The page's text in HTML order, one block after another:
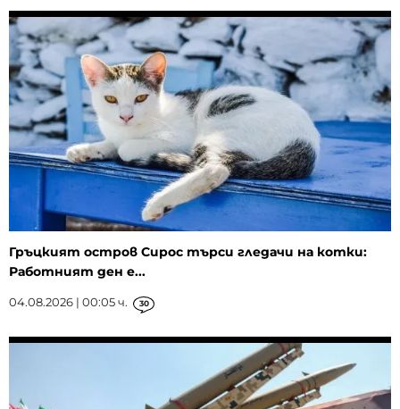
Гръцкият остров Сирос търси гледачи на котки:
Работният ден е...
04.08.2026 | 00:05 ч. 30